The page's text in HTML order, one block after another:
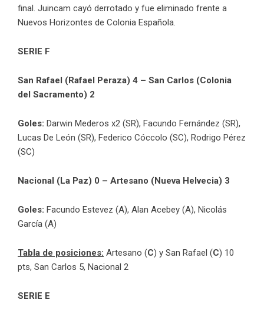
final. Juincam cayó derrotado y fue eliminado frente a
Nuevos Horizontes de Colonia Española.
SERIE F
San Rafael (Rafael Peraza) 4 – San Carlos (Colonia
del Sacramento) 2
Goles: Darwin Mederos x2 (SR), Facundo Fernández (SR),
Lucas De León (SR), Federico Cóccolo (SC), Rodrigo Pérez
(SC)
Nacional (La Paz) 0 – Artesano (Nueva Helvecia) 3
Goles: Facundo Estevez (A), Alan Acebey (A), Nicolás
García (A)
Tabla de posiciones: Artesano (C) y San Rafael (C) 10
pts, San Carlos 5, Nacional 2
SERIE E